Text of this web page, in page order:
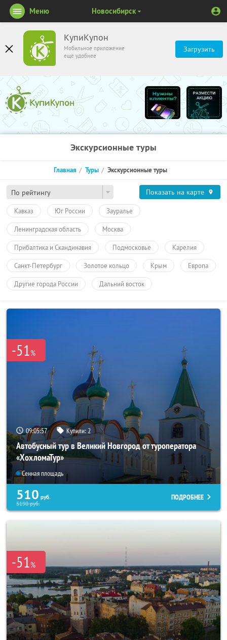
КупиКупон
Мобильное приложение
ещё удобнее
Загрузить
Меню Новосибирск
Экскурсионные туры
По рейтингу
Главная Туры Экскурсионные туры
Показать на карте
Кавказ Юг России Зауралье
Ленинградская область Москва
Прибалтика и Скандинавия Подмосковье Карелия
Санкт-Петербург Золотое кольцо Крым Европа
Другие города России Дальний восток
-51%
09:05:55 Купили: 2
Автобусный тур в Великий Новгород от туроператора
«ХохломаТур»
Сенная площадь
510 руб.
5190руб.
ПОДРОБНЕЕ
-51%